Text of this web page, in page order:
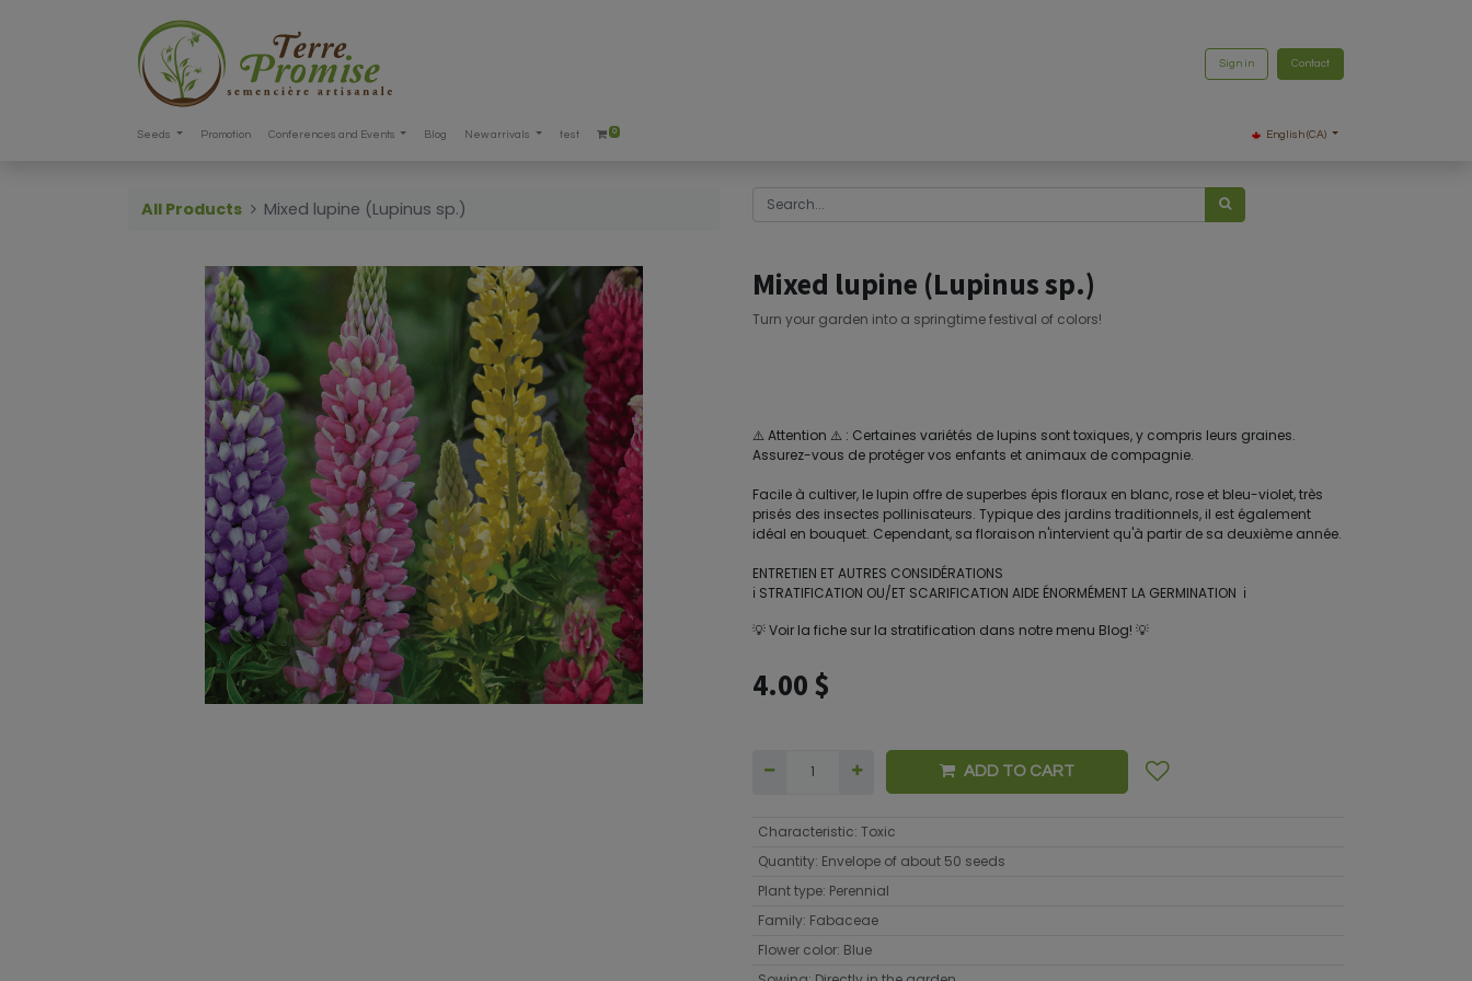
Sign in Contact
Seeds Promotion Conferences and Events Blog New arrivals test 0 English (CA)
All Products Mixed lupine (Lupinus sp.)
Mixed lupine (Lupinus sp.)
Turn your garden into a springtime festival of colors!
⚠️ Attention ⚠️ : Certaines variétés de lupins sont toxiques, y compris leurs graines.
Assurez-vous de protéger vos enfants et animaux de compagnie.
Facile à cultiver, le lupin offre de superbes épis floraux en blanc, rose et bleu-violet, très
prisés des insectes pollinisateurs. Typique des jardins traditionnels, il est également
idéal en bouquet. Cependant, sa floraison n'intervient qu'à partir de sa deuxième année.
ENTRETIEN ET AUTRES CONSIDÉRATIONS
ℹ️ STRATIFICATION OU/ET SCARIFICATION AIDE ÉNORMÉMENT LA GERMINATION ℹ️
💡 Voir la fiche sur la stratification dans notre menu Blog! 💡
4.00 $
ADD TO CART
Characteristic: Toxic
Quantity: Envelope of about 50 seeds
Plant type: Perennial
Family: Fabaceae
Flower color: Blue